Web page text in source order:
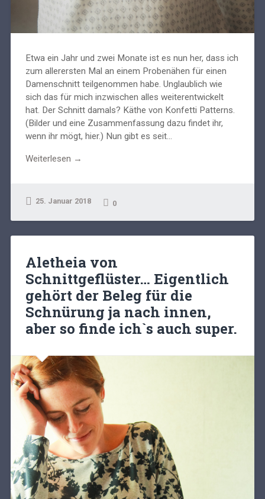
Etwa ein Jahr und zwei Monate ist es nun her, dass ich
zum allerersten Mal an einem Probenähen für einen
Damenschnitt teilgenommen habe. Unglaublich wie
sich das für mich inzwischen alles weiterentwickelt
hat. Der Schnitt damals? Käthe von Konfetti Patterns.
(Bilder und eine Zusammenfassung dazu findet ihr,
wenn ihr mögt, hier.) Nun gibt es seit...
Weiterlesen →
25. Januar 2018 0
Aletheia von
Schnittgeflüster… Eigentlich
gehört der Beleg für die
Schnürung ja nach innen,
aber so finde ich`s auch super.